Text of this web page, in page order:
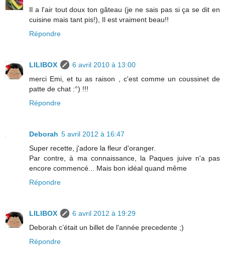
Il a l'air tout doux ton gâteau (je ne sais pas si ça se dit en
cuisine mais tant pis!), Il est vraiment beau!!
Répondre
LILIBOX
6 avril 2010 à 13:00
merci Emi, et tu as raison , c'est comme un coussinet de
patte de chat :°) !!!
Répondre
Deborah 5 avril 2012 à 16:47
Super recette, j'adore la fleur d'oranger.
Par contre, à ma connaissance, la Paques juive n'a pas
encore commencé... Mais bon idéal quand même
Répondre
LILIBOX
6 avril 2012 à 19:29
Deborah c’était un billet de l'année precedente ;)
Répondre